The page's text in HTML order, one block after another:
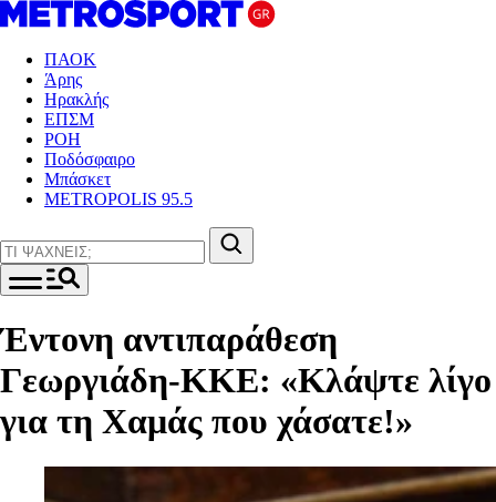
ΠΑΟΚ
Άρης
Ηρακλής
ΕΠΣΜ
ΡΟΗ
Ποδόσφαιρο
Μπάσκετ
METROPOLIS 95.5
Έντονη αντιπαράθεση
Γεωργιάδη-ΚΚΕ: «Κλάψτε λίγο
για τη Χαμάς που χάσατε!»